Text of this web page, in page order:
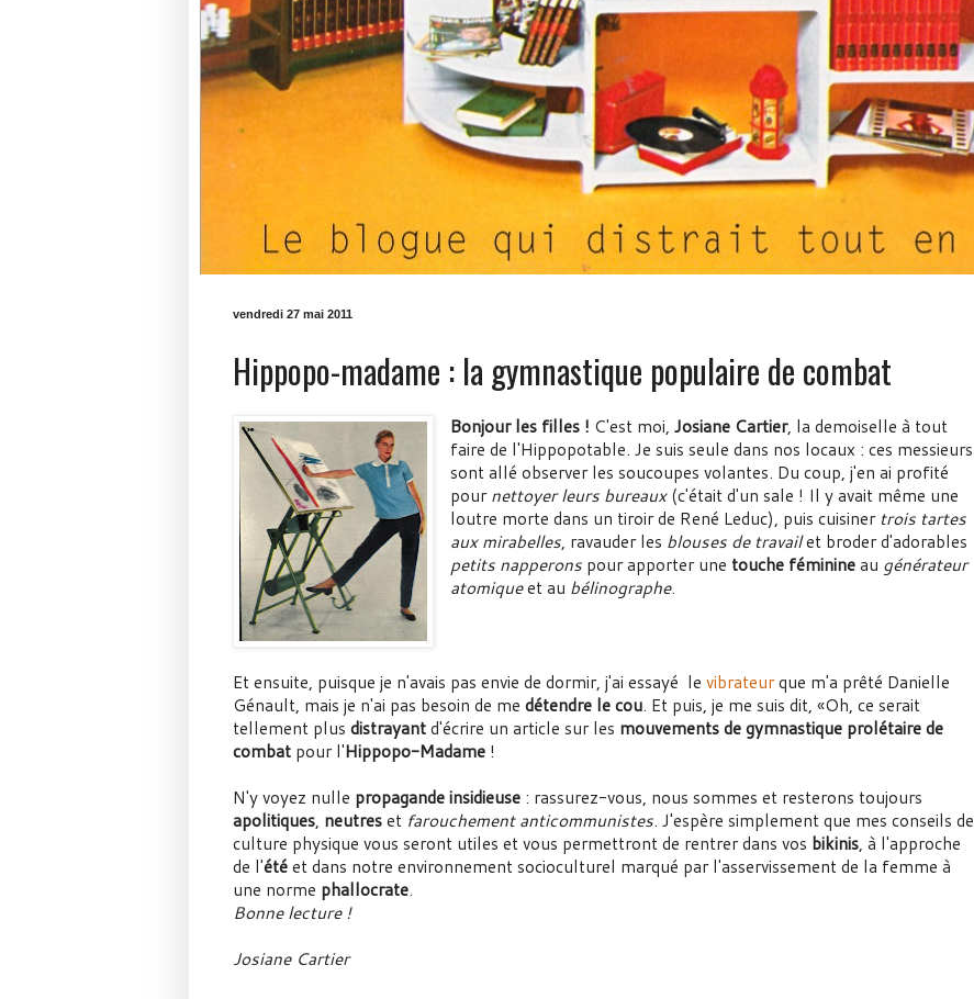
vendredi 27 mai 2011
Hippopo-madame : la gymnastique populaire de combat
Bonjour les filles ! C'est moi,Josiane Cartier, la demoiselle à tout
faire de l'Hippopotable. Je suis seule dans nos locaux : ces messieurs
sont allé observer les soucoupes volantes. Du coup, j'en ai profité
pournettoyer leurs bureaux(c'était d'un sale ! Il y avait même une
loutre morte dans un tiroir de René Leduc), puis cuisinertrois tartes
aux mirabelles, ravauder les blouses de travailet broder d'adorables
petits napperons pour apporter une touche féminineau générateur
atomiqueet au bélinographe.
Et ensuite, puisque je n'avais pas envie de dormir, j'ai essayé le vibrateurque m'a prêté Danielle
Génault, mais je n'ai pas besoin de me détendre le cou. Et puis, je me suis dit, «Oh, ce serait
tellement plus distrayantd'écrire un article sur les mouvements de gymnastique prolétaire de
combat pour l'Hippopo-Madame !
N'y voyez nulle propagande insidieuse : rassurez-vous, nous sommes et resterons toujours
apolitiques, neutreset farouchement anticommunistes. J'espère simplement que mes conseils de
culture physique vous seront utiles et vous permettront de rentrer dans vos bikinis, à l'approche
de l'étéet dans notre environnement socioculturel marqué par l'asservissement de la femme à
une norme phallocrate.
Bonne lecture !
Josiane Cartier